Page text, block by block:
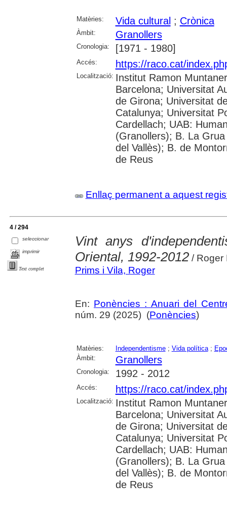
Matèries: Vida cultural ; Crònica
Àmbit: Granollers
Cronologia: [1971 - 1980]
Accés: https://raco.cat/
Localització: Institut Ramon
Barcelona; Universitat
de Girona; Universitat
Catalunya; Universitat
Cardellach; UAB:
(Granollers); B. La
del Vallès); B. de
de Reus
Enllaç permanent a aquest
4 / 294
seleccionar
imprimir
Text complet
Vint anys
Oriental, 1992-2012/ Roger
Prims i Vila, Roger
En: Ponències : Anuari del
núm. 29 (2025) (Ponències)
Matèries: Independentisme; Vida política;
Àmbit:
Granollers
Cronologia: 1992 - 2012
Accés: https://raco.cat/
Localització: Institut Ramon
Barcelona; Universitat
de Girona; Universitat
Catalunya; Universitat
Cardellach; UAB:
(Granollers); B. La
del Vallès); B. de
de Reus